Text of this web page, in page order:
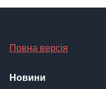
Повна версія
Новини